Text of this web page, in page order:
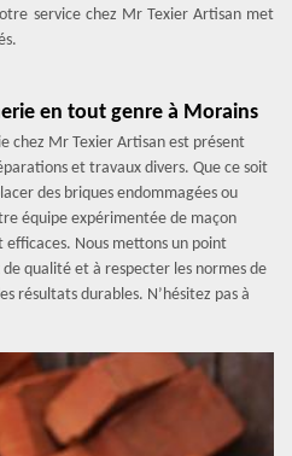
service chez Mr Texier Artisan met
en tout genre à Morains
chez Mr Texier Artisan est présent
et travaux divers. Que ce soit
des briques endommagées ou
équipe expérimentée de maçon
Nous mettons un point
qualité et à respecter les normes de
résultats durables. N’hésitez pas à